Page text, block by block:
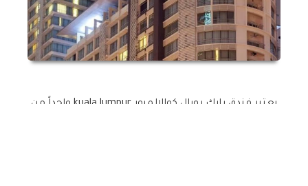
يعتبر فندق بارك رويال كوالالمبور kuala lumpur واحداً من